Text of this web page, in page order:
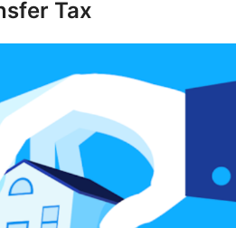
Tax